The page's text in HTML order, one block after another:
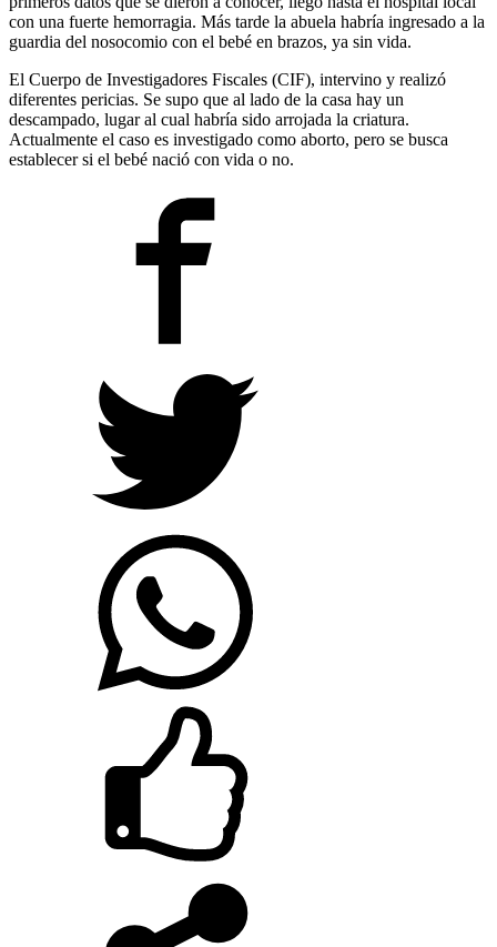
con una fuerte hemorragia. Más tarde la abuela habría ingresado a la
guardia del nosocomio con el bebé en brazos, ya sin vida.
El Cuerpo de Investigadores Fiscales (CIF), intervino y realizó
diferentes pericias. Se supo que al lado de la casa hay un
descampado, lugar al cual habría sido arrojada la criatura.
Actualmente el caso es investigado como aborto, pero se busca
establecer si el bebé nació con vida o no.